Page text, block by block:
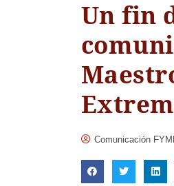
Un fin
Comunicación